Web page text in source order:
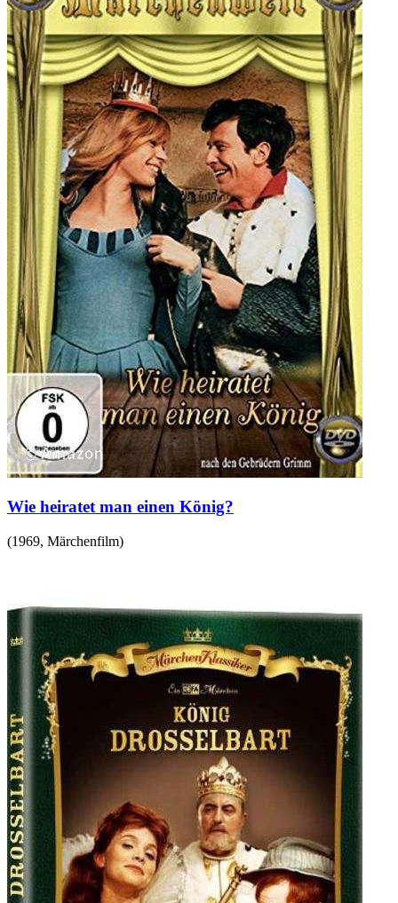
Wie heiratet man einen König?
(1969, Märchenfilm)